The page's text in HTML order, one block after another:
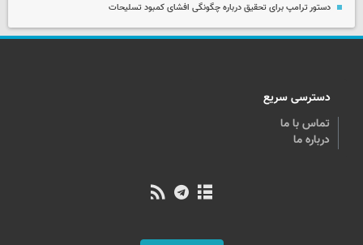
دستور ترامپ برای تحقیق درباره چگونگی افشای کمبود تسلیحات
دسترسی سریع
تماس با ما
درباره ما